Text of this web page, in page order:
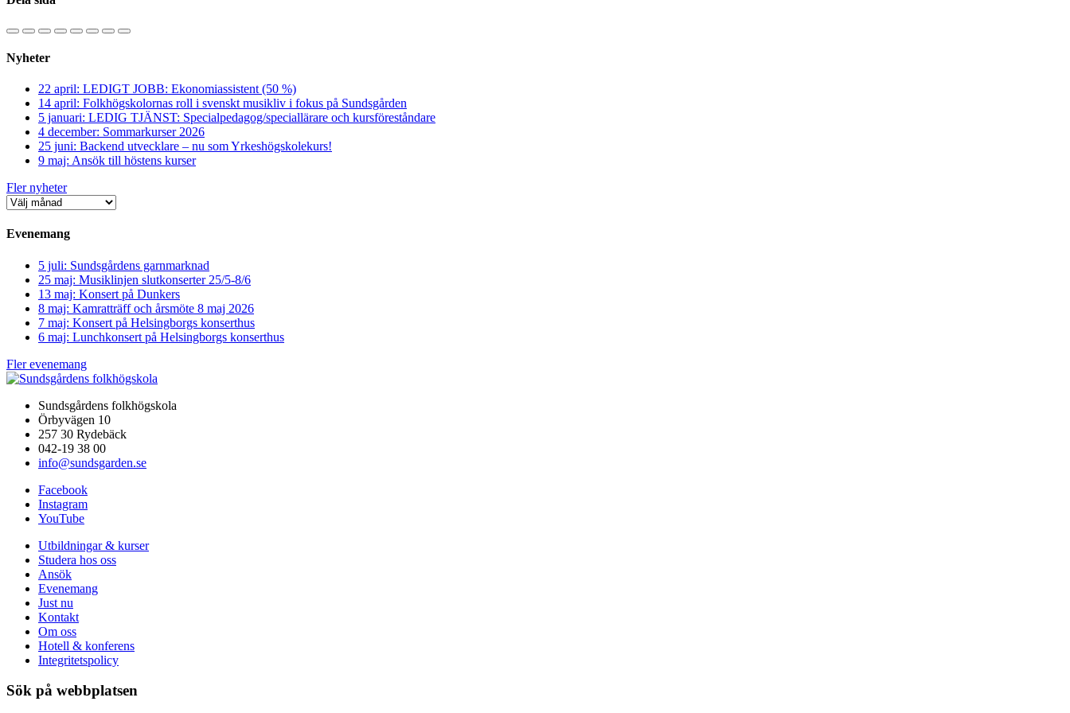
Nyheter
22 april: LEDIGT JOBB: Ekonomiassistent (50 %)
14 april: Folkhögskolornas roll i svenskt musikliv i fokus på Sundsgården
5 januari: LEDIG TJÄNST: Specialpedagog/speciallärare och kursföreståndare
4 december: Sommarkurser 2026
25 juni: Backend utvecklare – nu som Yrkeshögskolekurs!
9 maj: Ansök till höstens kurser
Fler nyheter
Evenemang
5 juli: Sundsgårdens garnmarknad
25 maj: Musiklinjen slutkonserter 25/5-8/6
13 maj: Konsert på Dunkers
8 maj: Kamratträff och årsmöte 8 maj 2026
7 maj: Konsert på Helsingborgs konserthus
6 maj: Lunchkonsert på Helsingborgs konserthus
Fler evenemang
Sundsgårdens folkhögskola
Örbyvägen 10
257 30 Rydebäck
042-19 38 00
info@sundsgarden.se
Facebook
Instagram
YouTube
Utbildningar & kurser
Studera hos oss
Ansök
Evenemang
Just nu
Kontakt
Om oss
Hotell & konferens
Integritetspolicy
Sök på webbplatsen